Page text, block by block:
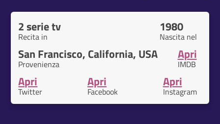
2 serie tv
Recita in
1980
Nascita nel
San Francisco, California, USA
Provenienza
Apri
IMDB
Apri
Twitter
Apri
Facebook
Apri
Instagram